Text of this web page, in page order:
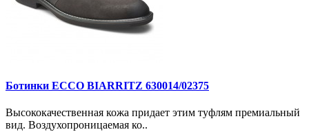
Ботинки ECCO BIARRITZ 630014/02375
Высококачественная кожа придает этим туфлям премиальный
вид. Воздухопроницаемая ко..